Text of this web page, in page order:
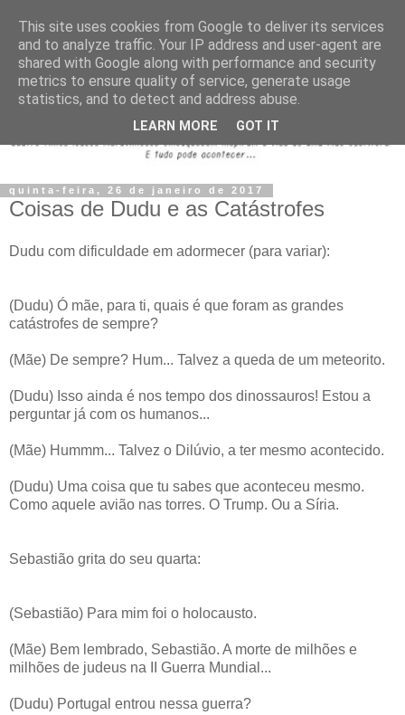
quinta-feira, 26 de janeiro de 2017
Coisas de Dudu e as Catástrofes
Dudu com dificuldade em adormecer (para variar):
(Dudu) Ó mãe, para ti, quais é que foram as grandes
catástrofes de sempre?
(Mãe) De sempre? Hum... Talvez a queda de um meteorito.
(Dudu) Isso ainda é nos tempo dos dinossauros! Estou a
perguntar já com os humanos...
(Mãe) Hummm... Talvez o Dilúvio, a ter mesmo acontecido.
(Dudu) Uma coisa que tu sabes que aconteceu mesmo.
Como aquele avião nas torres. O Trump. Ou a Síria.
Sebastião grita do seu quarta:
(Sebastião) Para mim foi o holocausto.
(Mãe) Bem lembrado, Sebastião. A morte de milhões e
milhões de judeus na II Guerra Mundial...
(Dudu) Portugal entrou nessa guerra?
This site uses cookies from Google to deliver its services
and to analyze traffic. Your IP address and user-agent are
shared with Google along with performance and security
metrics to ensure quality of service, generate usage
statistics, and to detect and address abuse.
LEARN MORE GOT IT